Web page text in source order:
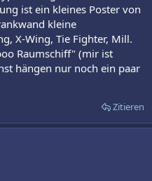
ist ein kleines Poster von
kleine
X-Wing, Tie Fighter, Mill.
Raumschiff" (mir ist
hängen nur noch ein paar
Zitieren